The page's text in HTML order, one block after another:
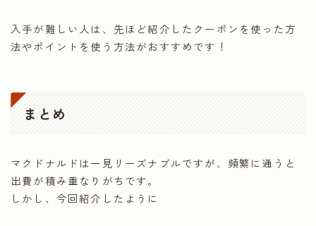
入手が難しい人は、先ほど紹介したクーポンを使った方
法やポイントを使う方法がおすすめです！
まとめ
マクドナルドは一見リーズナブルですが、頻繁に通うと
出費が積み重なりがちです。
しかし、今回紹介したように